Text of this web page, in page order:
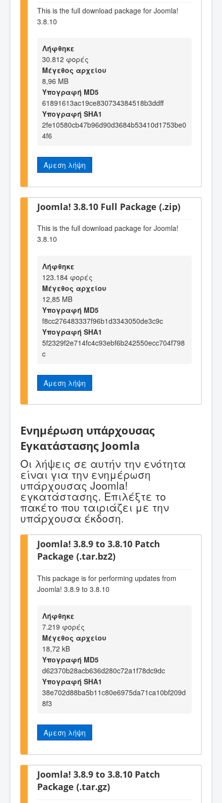
This is the full download package for Joomla!
3.8.10
Λήφθηκε
30.812 φορές
Μέγεθος αρχείου
8,96 MB
Υπογραφή MD5
61891613ac19ce830734384518b3ddff
Υπογραφή SHA1
2fe10580cb47b96d90d3684b53410d1753be0
4f6
Άμεση λήψη
Joomla! 3.8.10 Full Package (.zip)
This is the full download package for Joomla!
3.8.10
Λήφθηκε
123.184 φορές
Μέγεθος αρχείου
12,85 MB
Υπογραφή MD5
f8cc276483337f96b1d3343050de3c9c
Υπογραφή SHA1
5f2329f2e714fc4c93ebf6b242550ecc704f798
c
Άμεση λήψη
Ενημέρωση υπάρχουσας
Εγκατάστασης Joomla
Οι λήψεις σε αυτήν την ενότητα
είναι για την ενημέρωση
υπάρχουσας Joomla!
εγκατάστασης. Επιλέξτε το
πακέτο που ταιριάζει με την
υπάρχουσα έκδοση.
Joomla! 3.8.9 to 3.8.10 Patch
Package (.tar.bz2)
This package is for performing updates from
Joomla! 3.8.9 to 3.8.10
Λήφθηκε
7.219 φορές
Μέγεθος αρχείου
18,72 kB
Υπογραφή MD5
d62370b28acb636d280c72a1f78dc9dc
Υπογραφή SHA1
38e702d88ba5b11c80e6975da71ca10bf209d
8f3
Άμεση λήψη
Joomla! 3.8.9 to 3.8.10 Patch
Package (.tar.gz)